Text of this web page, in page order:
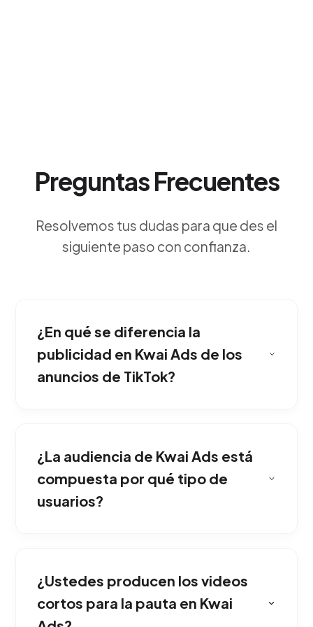
Preguntas Frecuentes
Resolvemos tus dudas para que des el
siguiente paso con confianza.
¿En qué se diferencia la
publicidad en Kwai Ads de los
anuncios de TikTok?
mucho más bajos que las plataformas
tradicionales, ideal para viralizar tu marca.
¿La audiencia de Kwai Ads está
compuesta por qué tipo de
usuarios?
diseña clips auténticos que conectan
inmediatamente con el humor y las tendencias
del usuario.
¿Ustedes producen los videos
cortos para la pauta en Kwai